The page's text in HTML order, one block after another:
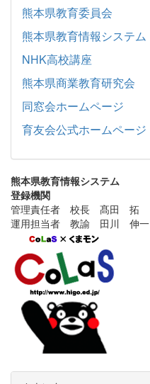
熊本県教育委員会
熊本県教育情報システム
NHK高校講座
熊本県商業教育研究会
同窓会ホームページ
育友会公式ホームページ
熊本県教育情報システム
登録機関
管理責任者 校長 髙田 拓
運用担当者 教諭 田川 伸一